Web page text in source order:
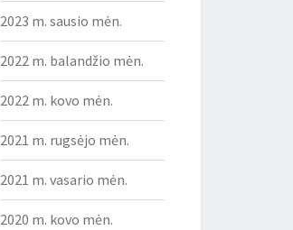
2023 m. sausio mėn.
2022 m. balandžio mėn.
2022 m. kovo mėn.
2021 m. rugsėjo mėn.
2021 m. vasario mėn.
2020 m. kovo mėn.